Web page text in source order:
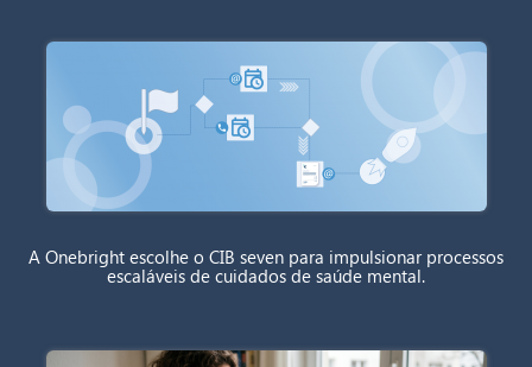
A Onebright escolhe o CIB seven para impulsionar processos
escaláveis de cuidados de saúde mental.